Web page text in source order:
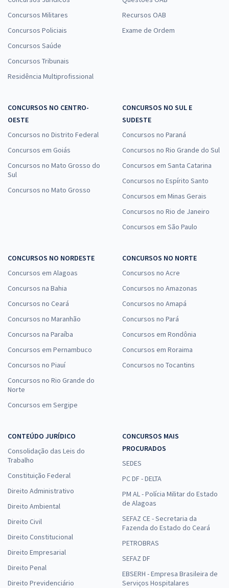
Concursos Militares
Concursos Policiais
Concursos Saúde
Concursos Tribunais
Residência Multiprofissional
Recursos OAB
Exame de Ordem
CONCURSOS NO CENTRO-
OESTE
Concursos no Distrito Federal
Concursos em Goiás
Concursos no Mato Grosso do
Sul
Concursos no Mato Grosso
CONCURSOS NO SUL E
SUDESTE
Concursos no Paraná
Concursos no Rio Grande do Sul
Concursos em Santa Catarina
Concursos no Espírito Santo
Concursos em Minas Gerais
Concursos no Rio de Janeiro
Concursos em São Paulo
CONCURSOS NO NORDESTE
Concursos em Alagoas
Concursos na Bahia
Concursos no Ceará
Concursos no Maranhão
Concursos na Paraíba
Concursos em Pernambuco
Concursos no Piauí
Concursos no Rio Grande do
Norte
Concursos em Sergipe
CONCURSOS NO NORTE
Concursos no Acre
Concursos no Amazonas
Concursos no Amapá
Concursos no Pará
Concursos em Rondônia
Concursos em Roraima
Concursos no Tocantins
CONTEÚDO JURÍDICO
Consolidação das Leis do
Trabalho
Constituição Federal
Direito Administrativo
Direito Ambiental
Direito Civil
Direito Constitucional
Direito Empresarial
Direito Penal
Direito Previdenciário
CONCURSOS MAIS
PROCURADOS
SEDES
PC DF - DELTA
PM AL - Polícia Militar do Estado
de Alagoas
SEFAZ CE - Secretaria da
Fazenda do Estado do Ceará
PETROBRAS
SEFAZ DF
EBSERH - Empresa Brasileira de
Serviços Hospitalares